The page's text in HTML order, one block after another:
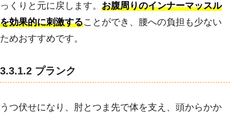
っくりと元に戻します。 お腹周りのインナーマッスル
を効果的に刺激することができ、腰への負担も少ない
ためおすすめです。
3.3.1.2 プランク
うつ伏せになり、肘とつま先で体を支え、頭からかか